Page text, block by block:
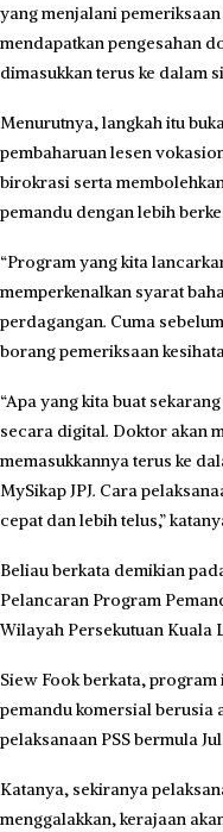
yang menjalani
mendapatkan pengesahan
dimasukkan terus ke dalam
Menurutnya, langkah itu
pembaharuan lesen
birokrasi serta
pemandu dengan lebih
“Program yang kita
memperkenalkan syarat
perdagangan. Cuma
borang pemeriksaan
“Apa yang kita buat
secara digital. Doktor akan
memasukkannya terus ke
MySikap JPJ. Cara
cepat dan lebih telus,”
Beliau berkata demikian
Pelancaran Program
Wilayah Persekutuan Kuala
Siew Fook berkata,
pemandu komersial berusia
pelaksanaan PSS bermula
Katanya, sekiranya
menggalakkan, kerajaan